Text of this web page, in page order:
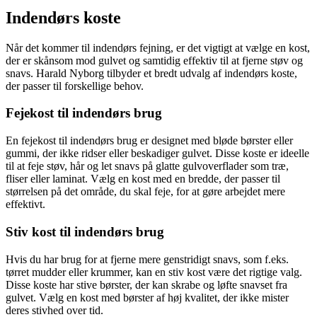
Indendørs koste
Når det kommer til indendørs fejning, er det vigtigt at vælge en kost,
der er skånsom mod gulvet og samtidig effektiv til at fjerne støv og
snavs. Harald Nyborg tilbyder et bredt udvalg af indendørs koste,
der passer til forskellige behov.
Fejekost til indendørs brug
En fejekost til indendørs brug er designet med bløde børster eller
gummi, der ikke ridser eller beskadiger gulvet. Disse koste er ideelle
til at feje støv, hår og let snavs på glatte gulvoverflader som træ,
fliser eller laminat. Vælg en kost med en bredde, der passer til
størrelsen på det område, du skal feje, for at gøre arbejdet mere
effektivt.
Stiv kost til indendørs brug
Hvis du har brug for at fjerne mere genstridigt snavs, som f.eks.
tørret mudder eller krummer, kan en stiv kost være det rigtige valg.
Disse koste har stive børster, der kan skrabe og løfte snavset fra
gulvet. Vælg en kost med børster af høj kvalitet, der ikke mister
deres stivhed over tid.